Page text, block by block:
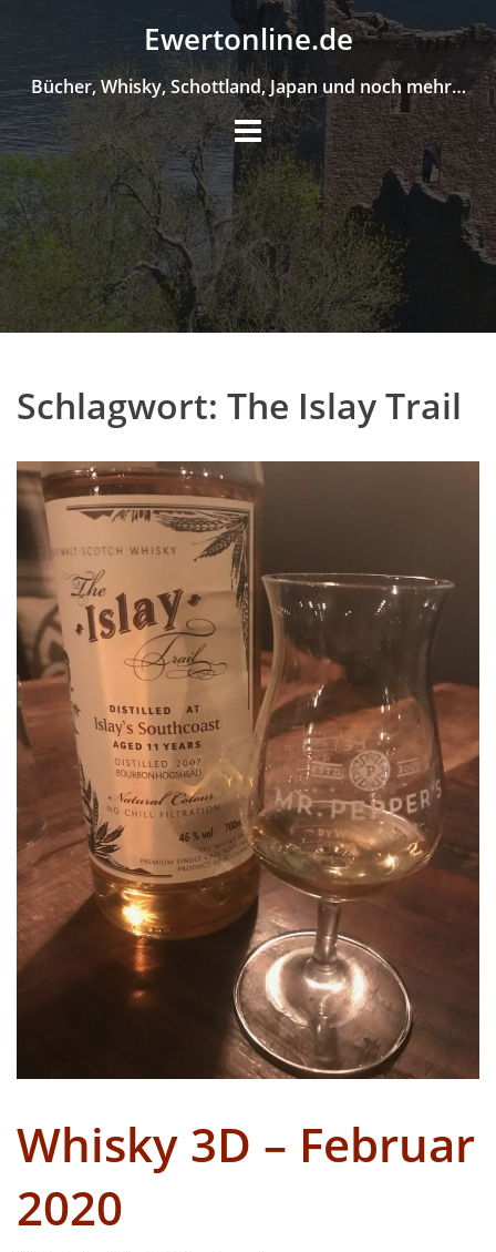
to
Ewertonline.de
Bücher, Whisky, Schottland, Japan und noch mehr…
Schlagwort: The Islay Trail
Whisky 3D – Februar
2020